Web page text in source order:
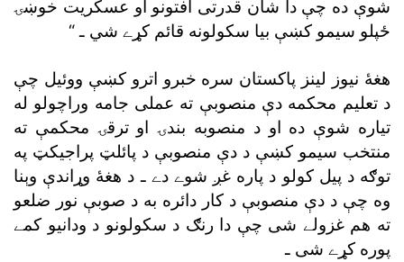
شوې ده چې دا شان قدرتى آفتونو او عسکريت خوښۍ
ځپلو سيمو کښې بيا سکولونه قائم کړے شي ـ “
هغۀ نيوز لينز پاکستان سره خبرو اترو کښې ووئيل چې
د تعليم محکمه دې منصوبې ته عملى جامه وراچولو له
تياره شوې ده او د منصوبه بندۍ او ترقۍ محکمې ته
منتخب سيمو کښې د دې منصوبې د پائلټ پراجيکټ په
توګه د پيل کولو د پاره غږ شوے دے ـ د هغۀ وړاندې وېنا
وه چې د دې منصوبې د کار دائره به د صوبې نور ضلعو
ته هم غزولے شى چې دا رنګ د سکولونو د ودانيو کمے
پوره کړے شى ـ